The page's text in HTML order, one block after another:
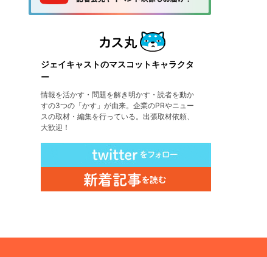
ジェイキャストのマスコットキャラクタ
ー
情報を活かす・問題を解き明かす・読者を動か
すの3つの「かす」が由来。企業のPRやニュー
スの取材・編集を行っている。出張取材依頼、
大歓迎！